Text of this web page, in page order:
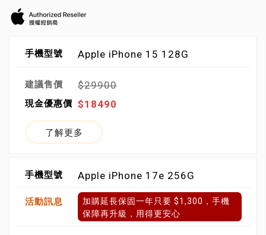
Apple iPhone 15 128G
$29900
$18490
了解更多
Apple iPhone 17e 256G
加購延長保固一年只要 $1,300，手機
保障再升級，用得更安心